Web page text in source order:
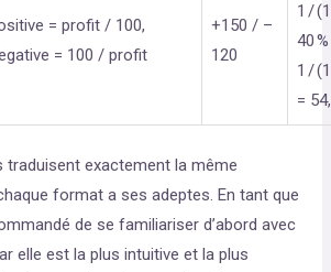
= profit / 100,
= 100 / profit
+150 / –
120
1 /
40
1 /
=
exactement la même
format a ses adeptes. En tant que
de se familiariser d’abord avec
elle est la plus intuitive et la plus